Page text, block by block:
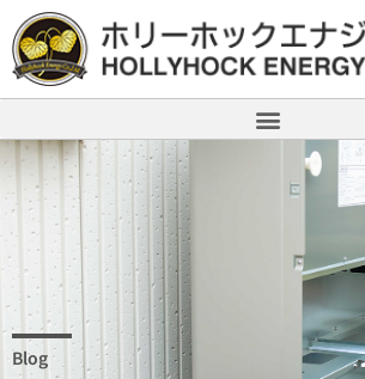
Blog